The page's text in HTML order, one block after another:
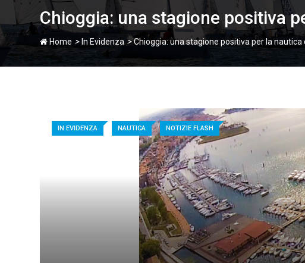
Chioggia: una stagione positiva
Home > In Evidenza>Chioggia: una stagione positiva per la nautica
IN EVIDENZA NAUTICA NOTIZIE FLASH